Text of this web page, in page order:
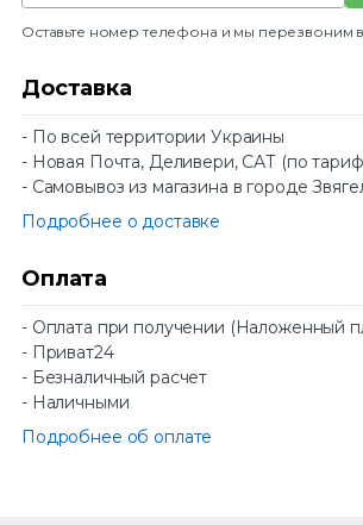
Оставьте номер телефона и мы перезвоним
Доставка
- По всей территории Украины
- Новая Почта, Деливери, САТ (по
- Самовывоз из магазина в городе
Подробнее о доставке
Оплата
- Оплата при получении (Наложенный
- Приват24
- Безналичный расчет
- Наличными
Подробнее об оплате